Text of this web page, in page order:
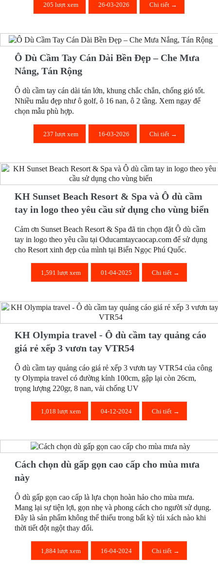
205 lượt xem 26-03-2026 Chi tiết →
Ô Dù Cầm Tay Cán Dài Bền Đẹp – Che Mưa
Nắng, Tán Rộng
Ô dù cầm tay cán dài tán lớn, khung chắc chắn, chống gió tốt.
Nhiều mẫu đẹp như ô golf, ô 16 nan, ô 2 tầng. Xem ngay để
chọn mẫu phù hợp.
237 lượt xem 16-03-2026 Chi tiết →
KH Sunset Beach Resort & Spa và Ô dù cầm
tay in logo theo yêu cầu sử dụng cho vùng biển
Cảm ơn Sunset Beach Resort & Spa đã tin chọn đặt Ô dù cầm
tay in logo theo yêu cầu tại Oducamtaycaocap.com để sử dụng
cho Resort xinh đẹp của mình tại Biển Ngọc Phú Quốc.
1,591 lượt xem 01-04-2025 Chi tiết →
KH Olympia travel - Ô dù cầm tay quảng cáo
giá rẻ xếp 3 vươn tay VTR54
Ô dù cầm tay quảng cáo giá rẻ xếp 3 vươn tay VTR54 của công
ty Olympia travel có đường kính 100cm, gập lại còn 26cm,
trọng lượng 220gr, 8 nan, vải chống UV
1,018 lượt xem 04-12-2024 Chi tiết →
Cách chọn dù gấp gọn cao cấp cho mùa mưa
này
Ô dù gấp gọn cao cấp là lựa chọn hoàn hảo cho mùa mưa.
Mang lại sự tiện lợi, gọn nhẹ và phong cách cho người sử dụng.
Đây là sản phẩm không thể thiếu trong bất kỳ túi xách nào khi
thời tiết đột ngột thay đổi.
1,884 lượt xem 16-04-2024 Chi tiết →